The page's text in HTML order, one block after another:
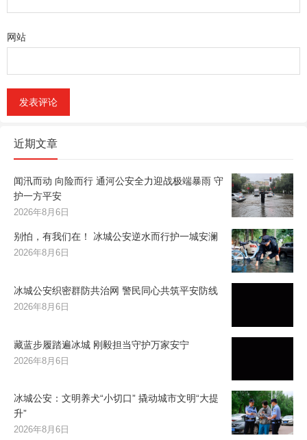
网站
近期文章
闻汛而动 向险而行 通河公安全力迎战极端暴雨 守
护一方平安
2026年8月6日
别怕，有我们在！ 冰城公安逆水而行护一城安澜
2026年8月6日
冰城公安织密群防共治网 警民同心共筑平安防线
2026年8月6日
藏蓝步履踏遍冰城 刚毅担当守护万家安宁
2026年8月6日
冰城公安：文明养犬“小切口” 撬动城市文明“大提
升”
2026年8月6日